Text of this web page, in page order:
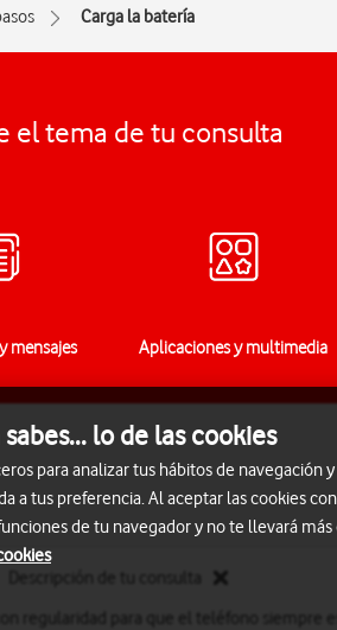
Carga la batería
el tema de tu consulta
mensajes Aplicaciones y multimedia
regularidad para que el teléfono siempre
sabes... lo de las cookies
para analizar tus hábitos de navegación
a tus preferencia. Al aceptar las cookies
de tu navegador y no te llevará